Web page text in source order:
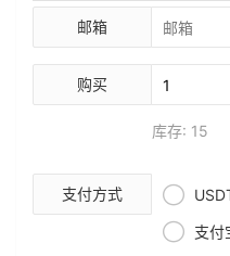
邮箱
购买
库存: 15
支付方式 
 支付